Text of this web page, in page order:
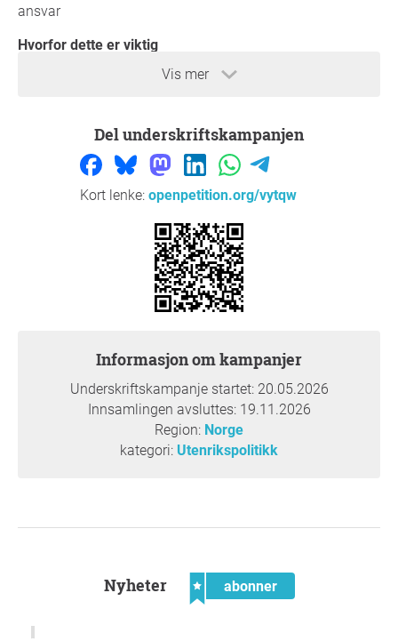
Vis mer
ansvar
Hvorfor dette er viktig
Den islamske revolusjonsgarden (IRGC) er ikke en parallell
etterretningstjenestene, atomprogrammet, store deler av
økonomien og regimets regionale operasjoner gjennom
Quds-styrken.
IRGC fungerer ikke bare som en militær organisasjon,
men som regimets ideologiske og sikkerhetspolitiske
ryggrad – et apparat bygget for å bevare makten gjennom
overvåkning, frykt og vold.
EU har valgt å terrorliste IRGC. Norge har fortsatt ikke
For litt over fire måneder siden ble mer enn 40 000 iranske
bare to dager. Dette er dokumentert. Regimet har i flere
tiår svart på folkelig motstand med masseskytinger,
vilkårlige arrestasjoner, tortur og henrettelser for å
opprettholde sitt maktmonopol.
Amnesty International har samtidig dokumentert at Iran i
2025 igjen ligger helt i verdenstoppen når det gjelder bruk
kontroll gjennom tvang og systematisk undertrykkelse.
Utenriksminister Eides opptreden
På denne bakgrunnen har utenriksminister Espen Barth
Del underskriftskampanjen
Kort lenke: openpetition.org/vytqw
Informasjon om kampanjer
Underskriftskampanje startet: 20.05.2026
Innsamlingen avsluttes: 19.11.2026
Region: Norge
kategori: Utenrikspolitikk
nyheter abonner